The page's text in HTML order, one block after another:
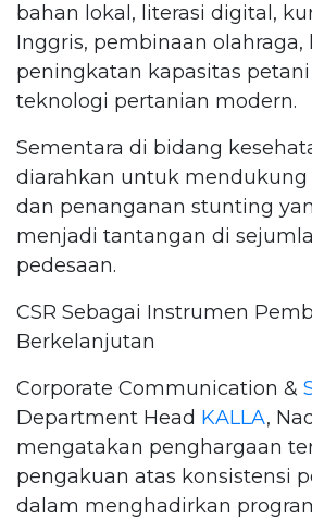
bahan lokal, literasi digital,
Inggris, pembinaan olahraga,
peningkatan kapasitas
teknologi pertanian modern.
Sementara di bidang
diarahkan untuk mendukung
dan penanganan stunting
menjadi tantangan di
pedesaan.
CSR Sebagai Instrumen
Berkelanjutan
Corporate Communication &
Department Head KALLA,
mengatakan penghargaan
pengakuan atas konsistensi
dalam menghadirkan